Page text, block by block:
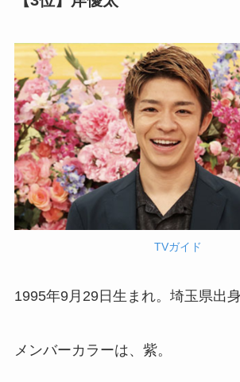
TVガイド
1995年9月29日生まれ。埼玉県出身
メンバーカラーは、紫。